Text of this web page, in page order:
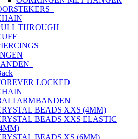
THROUGH
LOCKED
ARMBANDEN
BEADS XXS (4MM)
BEADS XXS ELASTIC
BEADS XS (6MM)